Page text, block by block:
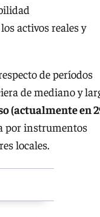
activos reales y
de períodos
de mediano y
(actualmente en
por instrumentos
locales.